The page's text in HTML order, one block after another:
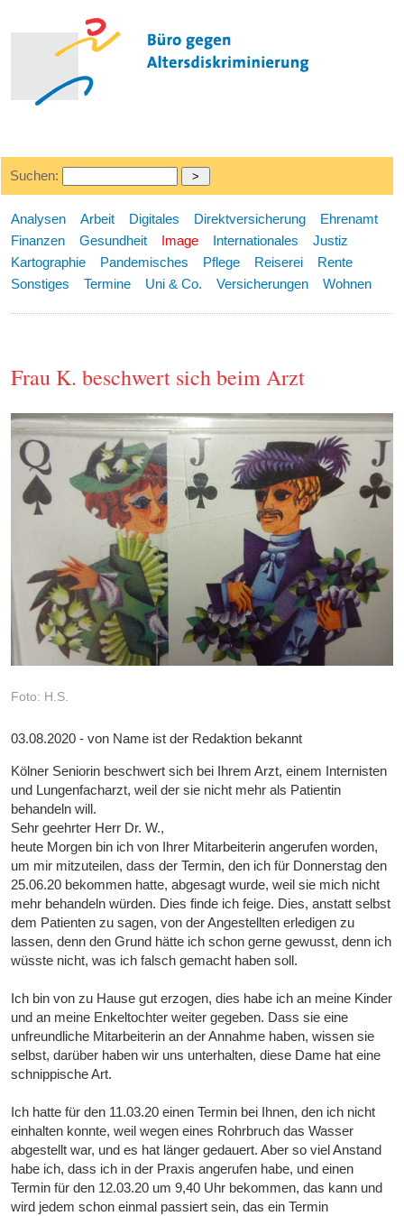
Suchen:
Analysen Arbeit Digitales Direktversicherung
Ehrenamt
Finanzen
Gesundheit Image Internationales
Justiz
Kartographie
Pandemisches Pflege Reiserei
Rente
Sonstiges
Termine Uni & Co. Versicherungen Wohnen
Frau K. beschwert sich beim Arzt
Foto: H.S.
03.08.2020 - von Name ist der Redaktion bekannt
Kölner Seniorin beschwert sich bei Ihrem Arzt, einem Internisten
und Lungenfacharzt, weil der sie nicht mehr als Patientin
behandeln will.
Sehr geehrter Herr Dr. W.,
heute Morgen bin ich von Ihrer Mitarbeiterin angerufen worden,
um mir mitzuteilen, dass der Termin, den ich für Donnerstag den
25.06.20 bekommen hatte, abgesagt wurde, weil sie mich nicht
mehr behandeln würden. Dies finde ich feige. Dies, anstatt selbst
dem Patienten zu sagen, von der Angestellten erledigen zu
lassen, denn den Grund hätte ich schon gerne gewusst, denn ich
wüsste nicht, was ich falsch gemacht haben soll.
Ich bin von zu Hause gut erzogen, dies habe ich an meine Kinder
und an meine Enkeltochter weiter gegeben. Dass sie eine
unfreundliche Mitarbeiterin an der Annahme haben, wissen sie
selbst, darüber haben wir uns unterhalten, diese Dame hat eine
schnippische Art.
Ich hatte für den 11.03.20 einen Termin bei Ihnen, den ich nicht
einhalten konnte, weil wegen eines Rohrbruch das Wasser
abgestellt war, und es hat länger gedauert. Aber so viel Anstand
habe ich, dass ich in der Praxis angerufen habe, und einen
Termin für den 12.03.20 um 9,40 Uhr bekommen, das kann und
wird jedem schon einmal passiert sein, das ein Termin